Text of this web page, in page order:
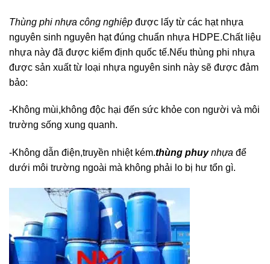
Thùng phi nhựa công nghiệp được lấy từ các hạt nhựa
nguyên sinh nguyên hạt đúng chuẩn nhựa HDPE.Chất liệu
nhựa này đã được kiểm định quốc tế.Nếu thùng phi nhựa
được sản xuất từ loại nhựa nguyên sinh này sẽ được đảm
bảo:
-Không mùi,không độc hại đến sức khỏe con người và môi
trường sống xung quanh.
-Không dẫn điện,truyền nhiệt kém.thùng phuynhựa để
dưới môi trường ngoài mà không phải lo bị hư tổn gì.